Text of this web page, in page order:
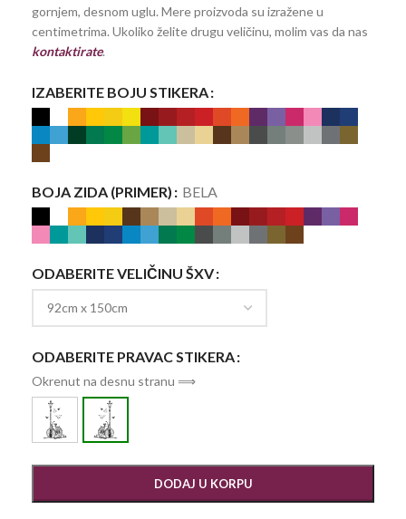
gornjem, desnom uglu. Mere proizvoda su izražene u
centimetrima. Ukoliko želite drugu veličinu, molim vas da nas
kontaktirate.
IZABERITE BOJU STIKERA
BOJA ZIDA (PRIMER) BELA
ODABERITE VELIČINU ŠXV
ODABERITE PRAVAC STIKERA
Okrenut na desnu stranu ⟹
DODAJ U KORPU